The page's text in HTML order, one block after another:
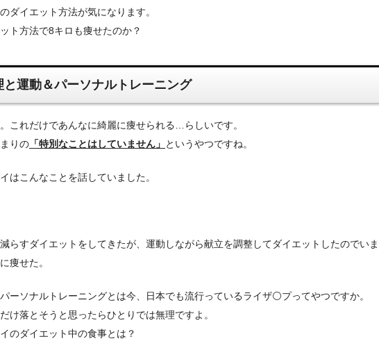
ダイエット方法が気になります。
ト方法で8キロも痩せたのか？
と運動＆パーソナルトレーニング
これだけであんなに綺麗に痩せられる…らしいです。
りの 「特別なことはしていません」 というやつですね。
はこんなことを話していました。
らすダイエットをしてきたが、運動しながら献立を調整してダイエットしたのでいま
痩せた。
ーソナルトレーニングとは今、日本でも流行っているライザ⚪プってやつですか。
け落とそうと思ったらひとりでは無理ですよ。
のダイエット中の食事とは？